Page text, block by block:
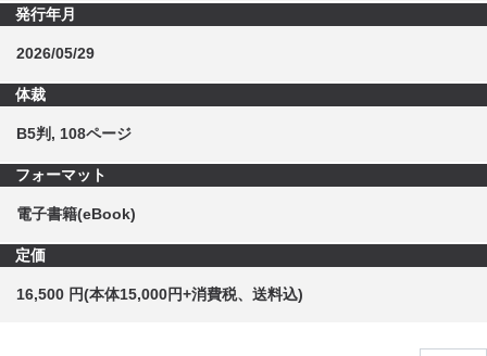
発行年月
2026/05/29
体裁
B5判, 108ページ
フォーマット
電子書籍(eBook)
定価
16,500 円(本体15,000円+消費税、送料込)